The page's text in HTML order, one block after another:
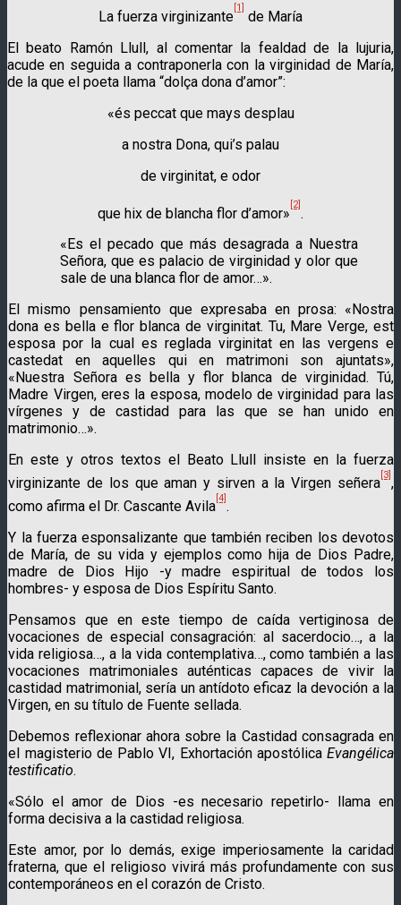
La fuerza virginizante
[1]
de María
El beato Ramón Llull, al comentar la fealdad de la lujuria,
acude en seguida a contraponerla con la virginidad de María,
de la que el poeta llama “dolça dona d’amor”:
«és peccat que mays desplau
a nostra Dona, qui’s palau
de virginitat, e odor
que hix de blancha flor d’amor»
[2]
.
«Es el pecado que más desagrada a Nuestra
Señora, que es palacio de virginidad y olor que
sale de una blanca flor de amor…».
El mismo pensamiento que expresaba en prosa: «Nostra
dona es bella e flor blanca de virginitat. Tu, Mare Verge, est
esposa por la cual es reglada virginitat en las vergens e
castedat en aquelles qui en matrimoni son ajuntats»,
«Nuestra Señora es bella y flor blanca de virginidad. Tú,
Madre Virgen, eres la esposa, modelo de virginidad para las
vírgenes y de castidad para las que se han unido en
matrimonio…».
En este y otros textos el Beato Llull insiste en la fuerza
virginizante de los que aman y sirven a la Virgen señera
[3]
,
como afirma el Dr. Cascante Avila
[4]
.
Y la fuerza esponsalizante que también reciben los devotos
de María, de su vida y ejemplos como hija de Dios Padre,
madre de Dios Hijo -y madre espiritual de todos los
hombres- y esposa de Dios Espíritu Santo.
Pensamos que en este tiempo de caída vertiginosa de
vocacio­nes de especial consagración: al sacerdocio…, a la
vida religio­sa…, a la vida contemplativa…, como también a las
vocaciones matrimoniales auténticas capaces de vivir la
castidad matrimo­nial, sería un antídoto eficaz la devoción a la
Virgen, en su título de Fuente sellada.
Debemos reflexionar ahora sobre la Castidad consagrada en
el magisterio de Pablo VI, Exhortación apostólica Evangélica
testificatio.
«Sólo el amor de Dios -es necesario repetirlo- llama en
forma decisiva a la castidad religiosa.
Este amor, por lo demás, exige imperiosamente la caridad
fraterna, que el religioso vivirá más profundamente con sus
con­temporáneos en el corazón de Cristo.